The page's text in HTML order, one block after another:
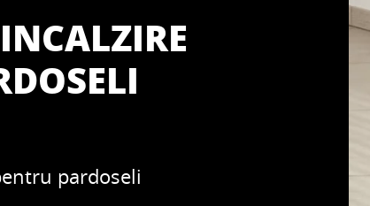
pardoseli